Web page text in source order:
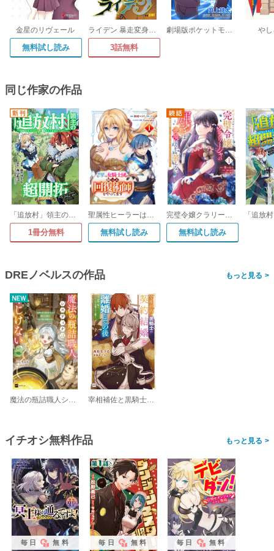
金星のリヴェール
無料試し読み
ライデン 暴走変身宅配野郎 イン マレーシア【タテスク】
3話無料
劇場版ポケットモンスター 神速のゲノセクト ミュウツー覚醒 や
同じ作家の作品
「追放村」領主の超開拓 ～追放者だらけの辺境村がやがて世界に覇権を唱えるようです～【分冊版】(コミック)
1冊分無料
聖属性ヒーラーは女騎士団の助っ人回復術師をやってます
無料試し読み
完璧令嬢クラリーシャの輝きは逆境なんかじゃ曇らない ～婚約破棄されても自力で幸せをつかめばよいのでは?～
無料試し読み
DREノベルスの作品 >
魔法の瓶詰職人システィナはくじけない 宰相補佐と黒騎士の契約結婚と離婚とその後
イチオシ無料作品 >
毎日 無料 毎日 無料 毎日 無料